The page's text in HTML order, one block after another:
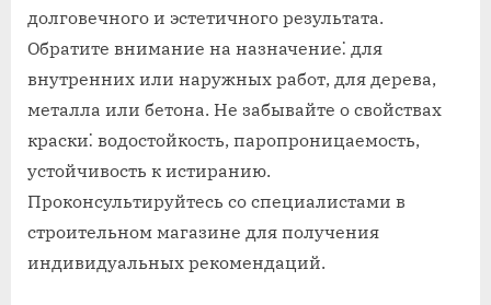
долговечного и эстетичного результата.
Обратите внимание на назначение⁚ для
внутренних или наружных работ, для дерева,
металла или бетона. Не забывайте о свойствах
краски⁚ водостойкость, паропроницаемость,
устойчивость к истиранию.
Проконсультируйтесь со специалистами в
строительном магазине для получения
индивидуальных рекомендаций.